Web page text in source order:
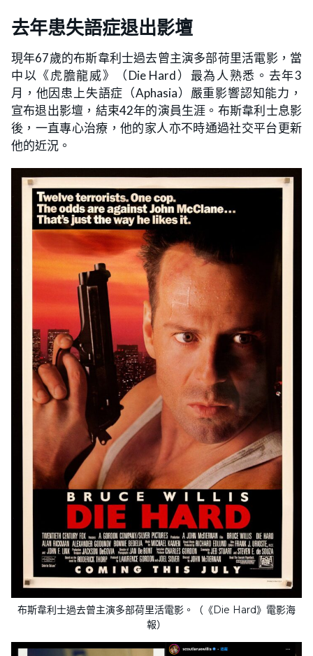
去年患失語症退出影壇
現年67歲的布斯韋利士過去曾主演多部荷里活電影，當
中以《虎膽龍威》（Die Hard）最為人熟悉。去年3
月，他因患上失語症（Aphasia）嚴重影響認知能力，
宣布退出影壇，結束42年的演員生涯。布斯韋利士息影
後，一直專心治療，他的家人亦不時通過社交平台更新
他的近況。
布斯韋利士過去曾主演多部荷里活電影。（《Die Hard》電影海
報）